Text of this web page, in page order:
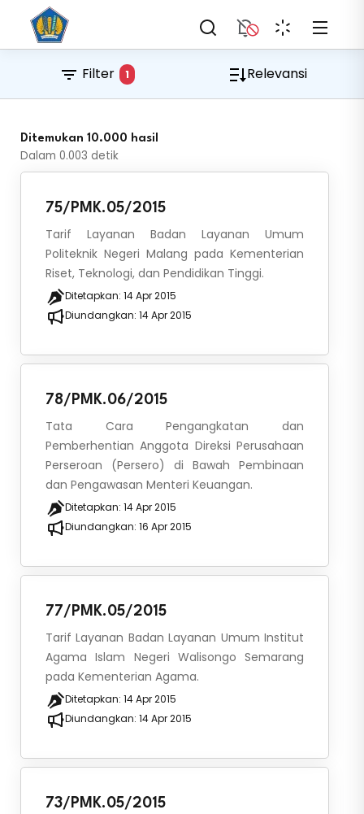
Filter 1 Relevansi
Ditemukan 10.000 hasil
Dalam 0.003 detik
75/PMK.05/2015
Tarif Layanan Badan Layanan Umum
Politeknik Negeri Malang pada Kementerian
Riset, Teknologi, dan Pendidikan Tinggi.
Ditetapkan: 14 Apr 2015
Diundangkan: 14 Apr 2015
78/PMK.06/2015
Tata Cara Pengangkatan dan
Pemberhentian Anggota Direksi Perusahaan
Perseroan (Persero) di Bawah Pembinaan
dan Pengawasan Menteri Keuangan.
Ditetapkan: 14 Apr 2015
Diundangkan: 16 Apr 2015
77/PMK.05/2015
Tarif Layanan Badan Layanan Umum Institut
Agama Islam Negeri Walisongo Semarang
pada Kementerian Agama.
Ditetapkan: 14 Apr 2015
Diundangkan: 14 Apr 2015
73/PMK.05/2015